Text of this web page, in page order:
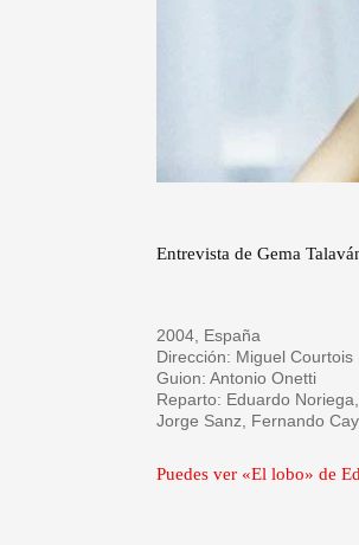
Entrevista de Gema
2004, España
Dirección: Miguel Courtois
Guion: Antonio Onetti
Reparto: Eduardo
Jorge Sanz, Fernando
Puedes ver «El lobo» de